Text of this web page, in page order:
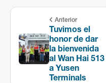
Anterior
Tuvimos el
honor de dar
la bienvenida
al Wan Hai 513
a Yusen
Terminals